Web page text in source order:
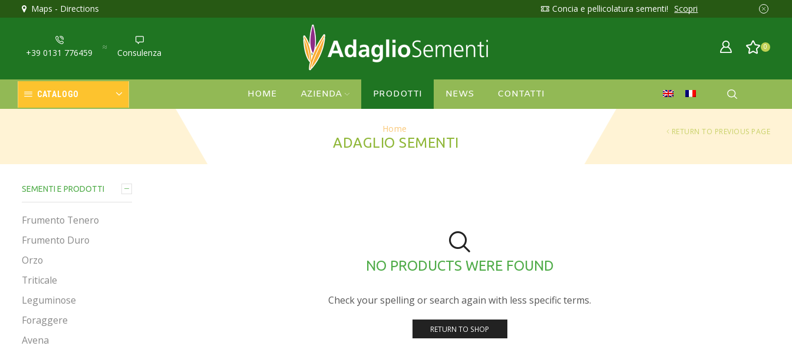
Maps - Directions
sementi! Scopri Concia e pellicolatura sementi! Scopri
+39 0131 776459 Consulenza
0
CATALOGO HOME AZIENDA PRODOTTI NEWS CONTATTI
Home
ADAGLIO SEMENTI
RETURN TO PREVIOUS PAGE
NO PRODUCTS WERE FOUND
Check your spelling or search again with less specific terms.
RETURN TO SHOP
SEMENTI E PRODOTTI
Frumento Tenero
Frumento Duro
Orzo
Triticale
Leguminose
Foraggere
Avena